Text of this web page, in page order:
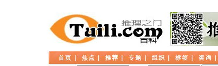
首页 焦点 推荐 专题 组织 标签 咨询